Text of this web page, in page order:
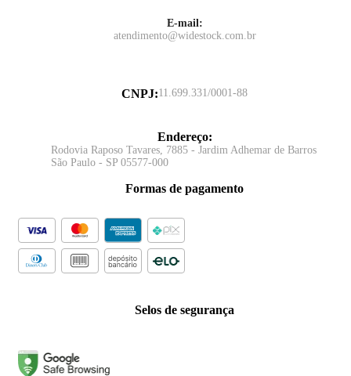
E-mail:
atendimento@widestock.com.br
CNPJ:11.699.331/0001-88
Endereço:
Rodovia Raposo Tavares, 7885 - Jardim Adhemar de Barros
São Paulo - SP 05577-000
Formas de pagamento
Selos de segurança